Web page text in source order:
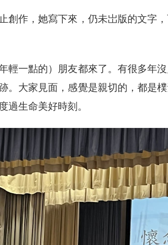
創作，她寫下來，仍未岀版的文字
輕一點的）朋友都來了。有很多年
。大家見面，感覺是親切的，都是
過生命美好時刻。